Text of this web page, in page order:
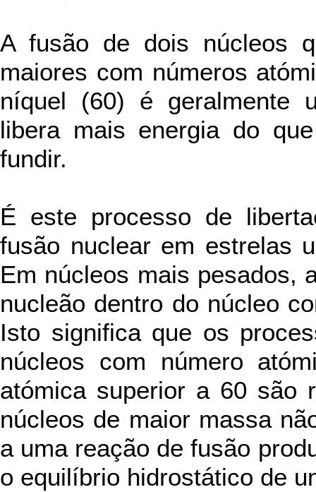
A fusão de dois núcleos
maiores com números
níquel (60) é geralmente
libera mais energia do
fundir.
É este processo de
fusão nuclear em estrelas
Em núcleos mais pesados,
nucleão dentro do núcleo
Isto significa que os
núcleos com número
atómica superior a 60 são
núcleos de maior massa
a uma reação de fusão
o equilíbrio hidrostático de